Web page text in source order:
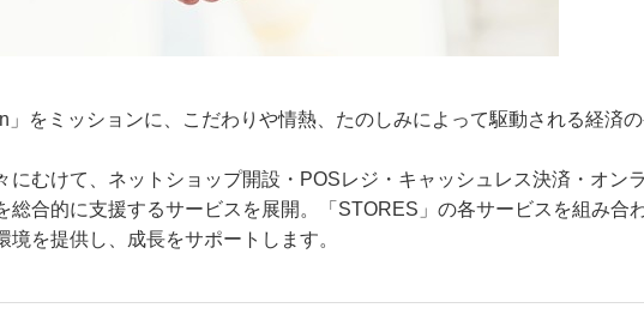
をミッションに、こだわりや情熱、たのしみによって駆動される経済
むけて、ネットショップ開設・POSレジ・キャッシュレス決済・オン
総合的に支援するサービスを展開。「STORES」の各サービスを組み合
を提供し、成長をサポートします。